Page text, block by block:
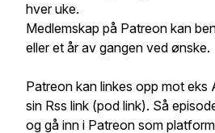
hver uke.
Medlemskap på Patreon kan
eller et år av gangen ved ønske.
Patreon kan linkes opp mot eks
sin Rss link (pod link). Så
og gå inn i Patreon som